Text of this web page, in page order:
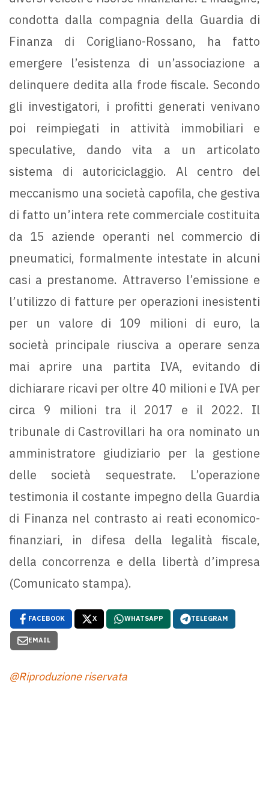
condotta dalla compagnia della Guardia di
Finanza di Corigliano-Rossano, ha fatto
emergere l’esistenza di un’associazione a
delinquere dedita alla frode fiscale. Secondo
gli investigatori, i profitti generati venivano
poi reimpiegati in attività immobiliari e
speculative, dando vita a un articolato
sistema di autoriciclaggio. Al centro del
meccanismo una società capofila, che gestiva
di fatto un’intera rete commerciale costituita
da 15 aziende operanti nel commercio di
pneumatici, formalmente intestate in alcuni
casi a prestanome. Attraverso l’emissione e
l’utilizzo di fatture per operazioni inesistenti
per un valore di 109 milioni di euro, la
società principale riusciva a operare senza
mai aprire una partita IVA, evitando di
dichiarare ricavi per oltre 40 milioni e IVA per
circa 9 milioni tra il 2017 e il 2022. Il
tribunale di Castrovillari ha ora nominato un
amministratore giudiziario per la gestione
delle società sequestrate. L’operazione
testimonia il costante impegno della Guardia
di Finanza nel contrasto ai reati economico-
finanziari, in difesa della legalità fiscale,
della concorrenza e della libertà d’impresa
(Comunicato stampa).
FACEBOOK X WHATSAPP TELEGRAM
EMAIL
@Riproduzione riservata